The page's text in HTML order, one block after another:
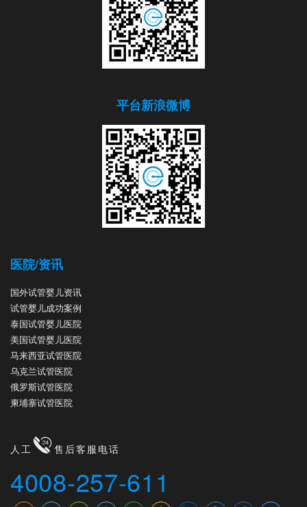
平台新浪微博
医院/资讯
国外试管婴儿资讯
试管婴儿成功案例
泰国试管婴儿医院
美国试管婴儿医院
马来西亚试管医院
乌克兰试管医院
俄罗斯试管医院
柬埔寨试管医院
人工 售后客服电话
4008-257-611